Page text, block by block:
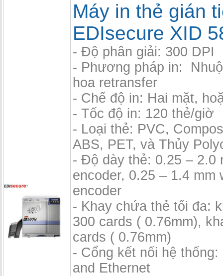
Máy in thẻ gián
EDIsecure XID
- Độ phân giải: 300 DPI
- Phương pháp in:
hoa retransfer
- Chế độ in: Hai mặt,
- Tốc độ in: 120 thẻ/giờ
- Loại thẻ: PVC,
ABS, PET, và Thủy
- Độ dày thẻ: 0.25 – 2.0
encoder, 0.25 – 1.4 mm
encoder
- Khay chứa thẻ tối đa:
300 cards ( 0.76mm),
cards ( 0.76mm)
- Cổng kết nối hệ thống:
and Ethernet